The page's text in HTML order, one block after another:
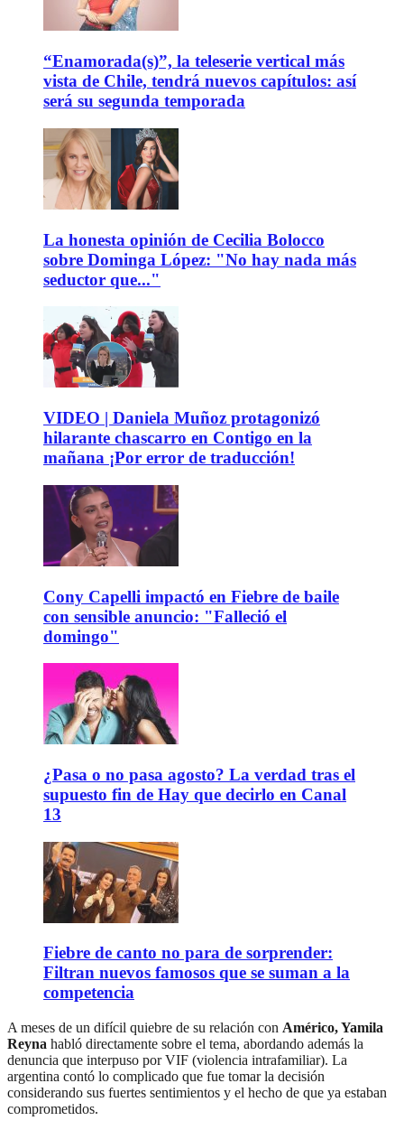
“Enamorada(s)”, la teleserie vertical más
vista de Chile, tendrá nuevos capítulos: así
será su segunda temporada
La honesta opinión de Cecilia Bolocco
sobre Dominga López: "No hay nada más
seductor que..."
VIDEO | Daniela Muñoz protagonizó
hilarante chascarro en Contigo en la
mañana ¡Por error de traducción!
Cony Capelli impactó en Fiebre de baile
con sensible anuncio: "Falleció el
domingo"
¿Pasa o no pasa agosto? La verdad tras el
supuesto fin de Hay que decirlo en Canal
13
Fiebre de canto no para de sorprender:
Filtran nuevos famosos que se suman a la
competencia
A meses de un difícil quiebre de su relación con Américo, Yamila
Reyna habló directamente sobre el tema, abordando además la
denuncia que interpuso por VIF (violencia intrafamiliar). La
argentina contó lo complicado que fue tomar la decisión
considerando sus fuertes sentimientos y el hecho de que ya estaban
comprometidos.